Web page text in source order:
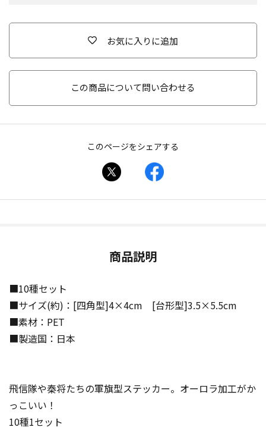
お気に入りに追加
この商品について問い合わせる
このページをシェアする
商品説明
■10種セット
■サイズ(約)：[四角型]4×4cm [台形型]3.5×5.5cm
■素材：PET
■製造国：日本
飛信隊や秦将たちの軍旗型ステッカー。オーロラ加工がか
っこいい！
10種1セット